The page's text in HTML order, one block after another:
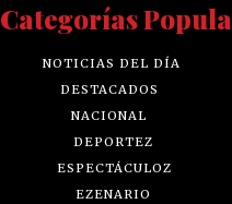
Categorías
NOTICIAS DEL DÍA
DESTACADOS
NACIONAL
DEPORTEZ
ESPECTÁCULOZ
EZENARIO